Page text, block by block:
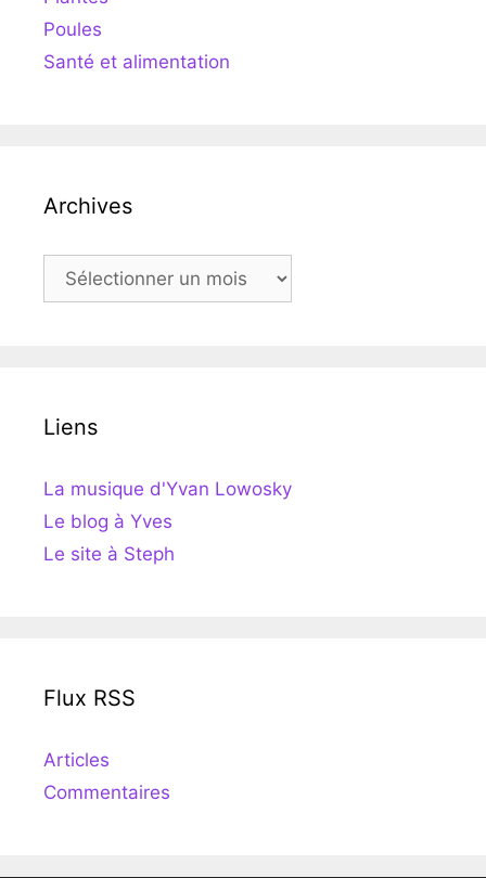
Poules
Santé et alimentation
Archives
Archives
Liens
La musique d'Yvan Lowosky
Le blog à Yves
Le site à Steph
Flux RSS
Articles
Commentaires